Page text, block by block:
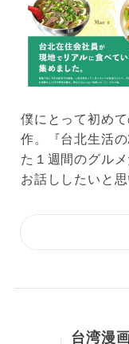
僕にとって初め
作。『台北生活
た１週間のグル
お話ししたいと
台湾漫